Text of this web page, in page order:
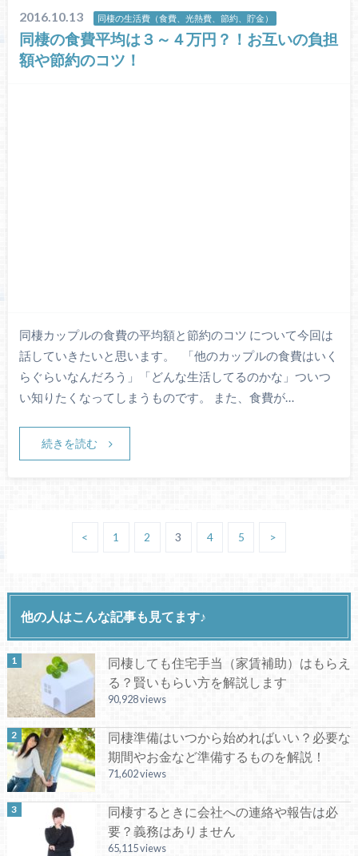
2016.10.13 同棲の生活費（食費、光熱費、節約、貯金）
同棲の食費平均は３～４万円？！お互いの負担
額や節約のコツ！
同棲カップルの食費の平均額と節約のコツ について今回は
話していきたいと思います。 「他のカップルの食費はいく
らぐらいなんだろう」「どんな生活してるのかな」ついつ
い知りたくなってしまうものです。 また、食費が…
続きを読む
< 1 2 3 4 5 >
他の人はこんな記事も見てます♪
同棲しても住宅手当（家賃補助）はもらえ
る？賢いもらい方を解説します
90,928 views
同棲準備はいつから始めればいい？必要な
期間やお金など準備するものを解説！
71,602 views
同棲するときに会社への連絡や報告は必
要？義務はありません
65,115 views